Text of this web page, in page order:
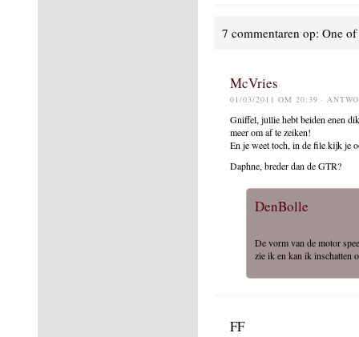
7 commentaren op: One
McVries
01/03/2011 OM 20:39 ·
Gniffel, jullie hebt beiden enen
meer om af te zeiken!
En je weet toch, in de file kijk je
Daphne, breder dan de GTR?
DenBolle
De vorm van de motor
zie ik en kan ik inschatten
FF